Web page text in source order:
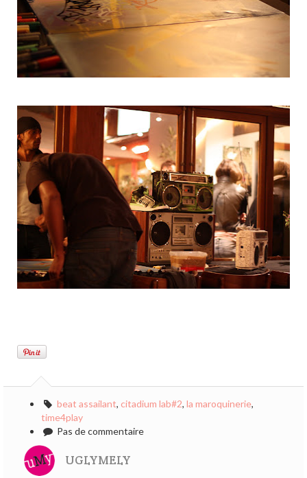
beat assailant, citadium lab#2, la maroquinerie,
time4play
Pas de commentaire
UGLYMELY